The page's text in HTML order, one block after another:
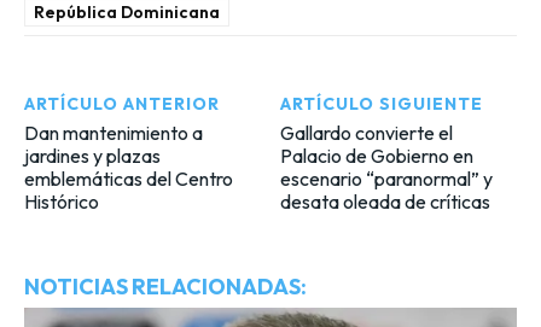
República Dominicana
ARTÍCULO ANTERIOR
Dan mantenimiento a
jardines y plazas
emblemáticas del Centro
Histórico
ARTÍCULO SIGUIENTE
Gallardo convierte el
Palacio de Gobierno en
escenario “paranormal” y
desata oleada de críticas
NOTICIAS RELACIONADAS: